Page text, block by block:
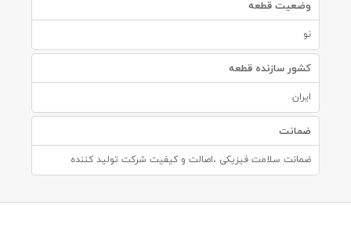
وضعیت قطعه
نو
کشور سازنده قطعه
ایران
ضمانت
ضمانت سلامت فیزیکی ،اصالت و کیفیت شرکت تولید کننده